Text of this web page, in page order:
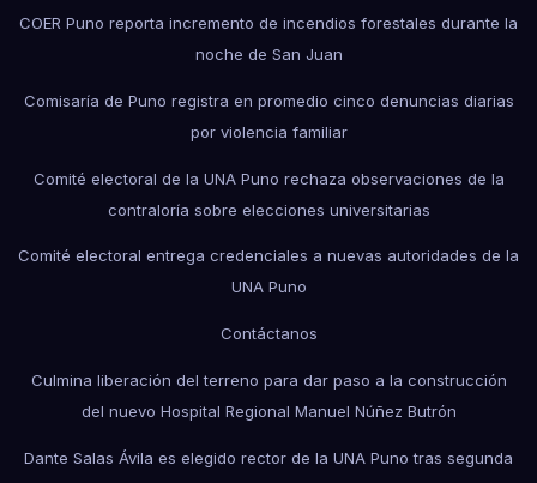
COER Puno reporta incremento de incendios forestales durante la
noche de San Juan
Comisaría de Puno registra en promedio cinco denuncias diarias
por violencia familiar
Comité electoral de la UNA Puno rechaza observaciones de la
contraloría sobre elecciones universitarias
Comité electoral entrega credenciales a nuevas autoridades de la
UNA Puno
Contáctanos
Culmina liberación del terreno para dar paso a la construcción
del nuevo Hospital Regional Manuel Núñez Butrón
Dante Salas Ávila es elegido rector de la UNA Puno tras segunda